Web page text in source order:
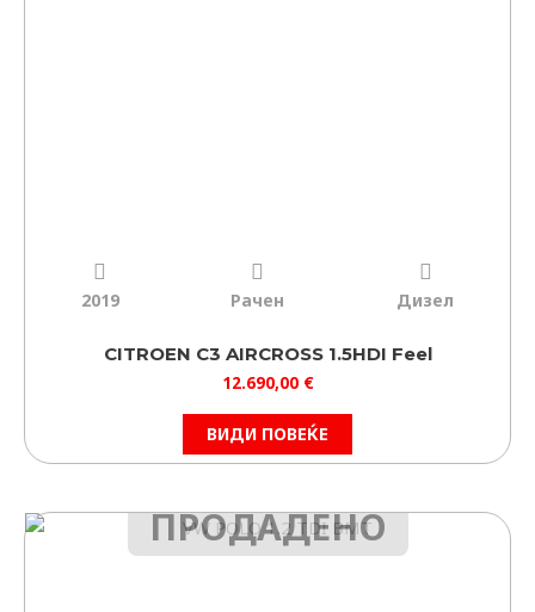
2019 Рачен Дизел
CITROEN C3 AIRCROSS 1.5HDI Feel
12.690,00 €
ВИДИ ПОВЕЌЕ
ПРОДАДЕНО